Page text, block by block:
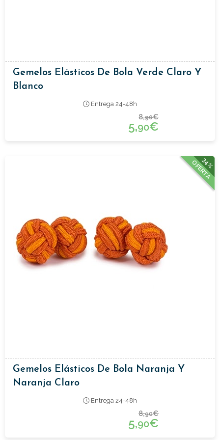
Gemelos Elásticos De Bola Verde Claro Y
Blanco
Entrega 24-48h
8,90€
5,90€
34%
OFERTA
Gemelos Elásticos De Bola Naranja Y
Naranja Claro
Entrega 24-48h
8,90€
5,90€